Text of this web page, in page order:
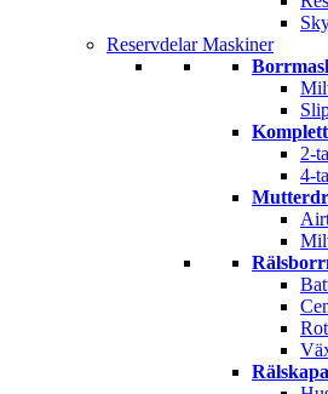
Reservdelar Maskiner
2-
4-